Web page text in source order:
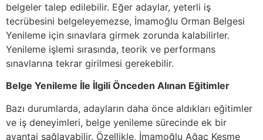
belgeler talep edilebilir. Eğer adaylar, yeterli iş
tecrübesini belgeleyemezse, İmamoğlu Orman Belgesi
Yenileme için sınavlara girmek zorunda kalabilirler.
Yenileme işlemi sırasında, teorik ve performans
sınavlarına tekrar girilmesi gerekebilir.
Belge Yenileme İle İlgili Önceden Alınan Eğitimler
Bazı durumlarda, adayların daha önce aldıkları eğitimler
ve iş deneyimleri, belge yenileme sürecinde ek bir
avantaj sağlayabilir. Özellikle, İmamoğlu Ağaç Kesme